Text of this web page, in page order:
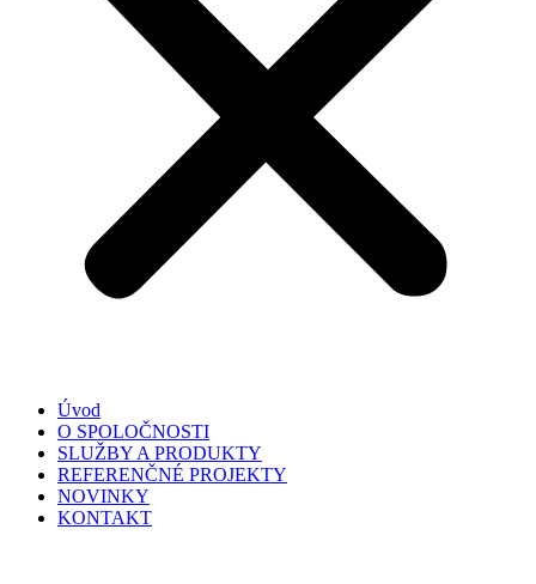
Úvod
O SPOLOČNOSTI
SLUŽBY A PRODUKTY
REFERENČNÉ PROJEKTY
NOVINKY
KONTAKT